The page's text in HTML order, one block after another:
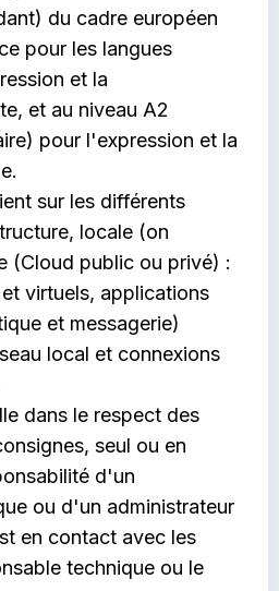
du cadre européen
pour les langues
et la
et au niveau A2
pour l'expression et la
sur les différents
locale (on
(Cloud public ou privé) :
virtuels, applications
et messagerie)
local et connexions
dans le respect des
seul ou en
d'un
ou d'un administrateur
en contact avec les
technique ou le